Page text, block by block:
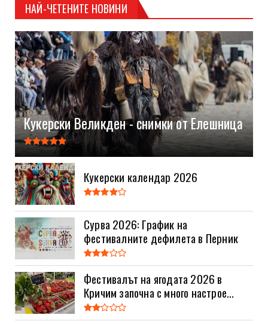
НАЙ-ЧЕТЕНИТЕ НОВИНИ
Кукерски Великден - снимки от Елешница
Кукерски календар 2026
Сурва 2026: График на
фестивалните дефилета в Перник
Фестивалът на ягодата 2026 в
Кричим започна с много настрое...